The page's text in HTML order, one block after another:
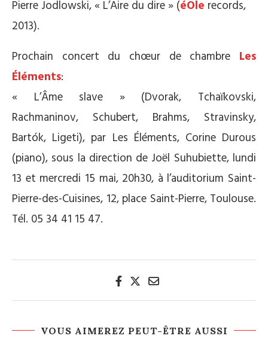
Pierre Jodlowski, « L’Aire du dire » (éOle records,
2013).
Prochain concert du chœur de chambre Les
Éléments:
« L’Âme slave » (Dvorak, Tchaïkovski,
Rachmaninov, Schubert, Brahms, Stravinsky,
Bartók, Ligeti), par Les Éléments, Corine Durous
(piano), sous la direction de Joël Suhubiette, lundi
13 et mercredi 15 mai, 20h30, à l’auditorium Saint-
Pierre-des-Cuisines, 12, place Saint-Pierre, Toulouse.
Tél. 05 34 41 15 47.
VOUS AIMEREZ PEUT-ÊTRE AUSSI